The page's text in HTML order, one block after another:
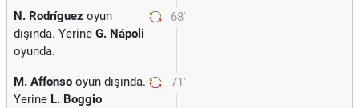
68'
N. Rodríguez oyun
dışında. Yerine G. Nápoli
oyunda.
71'
M. Affonso oyun dışında.
Yerine L. Boggio